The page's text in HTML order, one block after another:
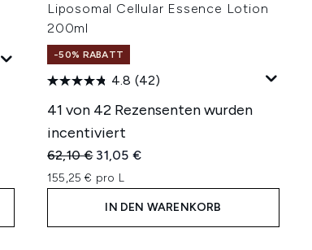
Liposomal Cellular Essence Lotion
200ml
-50% RABATT
4.8 (42)
41 von 42 Rezensenten wurden
incentiviert
Unverbindliche Preisempfehlung:
62,10 € Aktueller Preis:
31,05 €
155,25 € pro L
IN DEN WARENKORB